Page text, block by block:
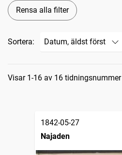
Rensa alla filter
Sortera:
Sökresultat
Visar 1-16 av 16 tidningsnummer
1842-05-27
Najaden